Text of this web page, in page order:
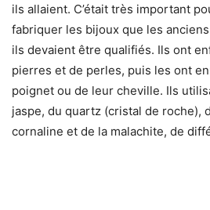
ils allaient. C’était très important
fabriquer les bijoux que les
ils devaient être qualifiés. Ils ont
pierres et de perles, puis les ont
poignet ou de leur cheville. Ils
jaspe, du quartz (cristal de roche),
cornaline et de la malachite, de